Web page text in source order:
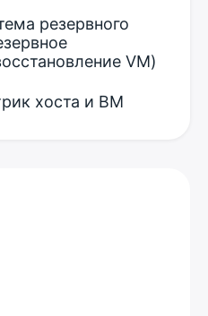
резервного
VM)
хоста и ВМ